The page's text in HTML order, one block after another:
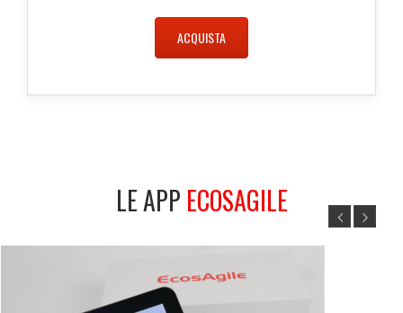
ACQUISTA
LE APP ECOSAGILE